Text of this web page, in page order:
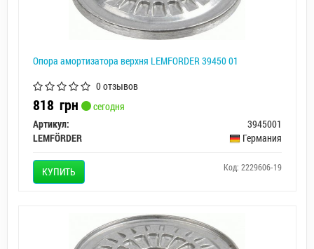
Опора амортизатора верхня LEMFORDER 39450 01
0 отзывов
818 грн
сегодня
Артикул:
3945001
LEMFÖRDER
Германия
КУПИТЬ Код: 2229606-19